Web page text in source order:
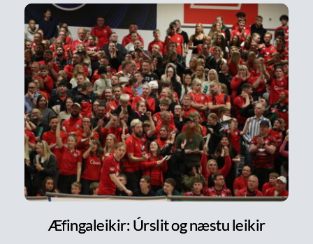
Æfingaleikir: Úrslit og næstu leikir